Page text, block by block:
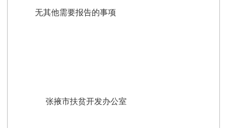
无其他需要报告的事项
张掖市扶贫开发办公室